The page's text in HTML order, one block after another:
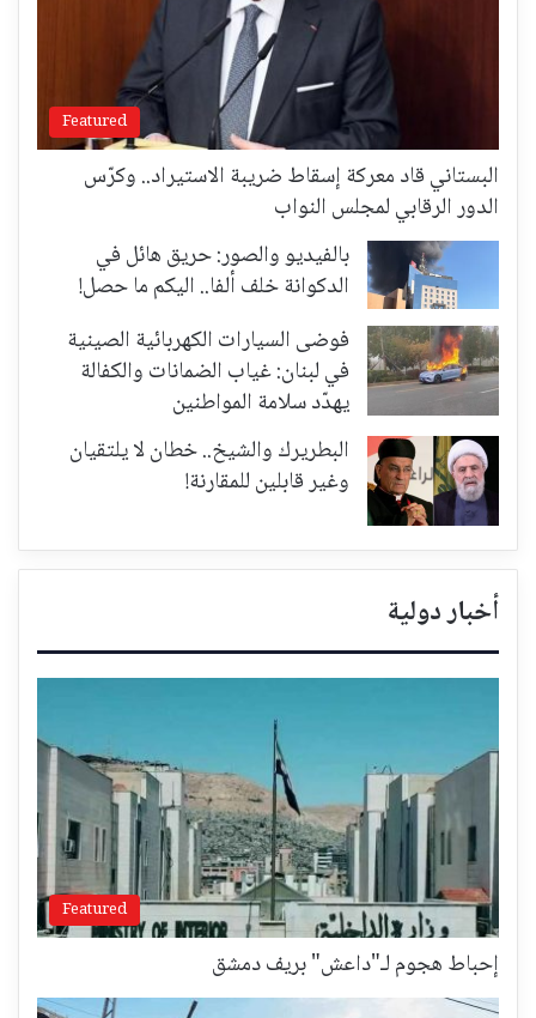
Featured
البستاني قاد معركة إسقاط ضريبة الاستيراد.. وكرّس
الدور الرقابي لمجلس النواب
بالفيديو والصور: حريق هائل في
الدكوانة خلف ألفا.. اليكم ما حصل!
فوضى السيارات الكهربائية الصينية
في لبنان: غياب الضمانات والكفالة
يهدّد سلامة المواطنين
البطريرك والشيخ.. خطان لا يلتقيان
وغير قابلين للمقارنة!
أخبار دولية
Featured
إحباط هجوم لـ"داعش" بريف دمشق